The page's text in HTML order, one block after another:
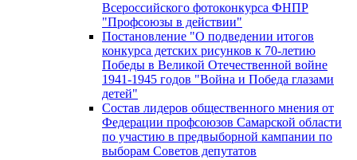
Всероссийского фотоконкурса ФНПР
"Профсоюзы в действии"
Постановление "О подведении итогов
конкурса детских рисунков к 70-летию
Победы в Великой Отечественной войне
1941-1945 годов "Война и Победа глазами
детей"
Состав лидеров общественного мнения от
Федерации профсоюзов Самарской области
по участию в предвыборной кампании по
выборам Советов депутатов